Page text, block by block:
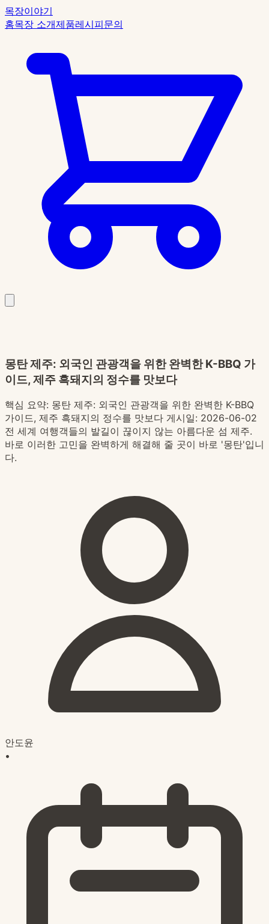
목장이야기
홈목장 소개제품레시피문의
몽탄 제주: 외국인 관광객을 위한 완벽한 K-BBQ 가
이드, 제주 흑돼지의 정수를 맛보다
핵심 요약: 몽탄 제주: 외국인 관광객을 위한 완벽한 K-BBQ
가이드, 제주 흑돼지의 정수를 맛보다 게시일: 2026-06-02
전 세계 여행객들의 발길이 끊이지 않는 아름다운 섬 제주.
바로 이러한 고민을 완벽하게 해결해 줄 곳이 바로 '몽탄'입니
다.
안도윤
•